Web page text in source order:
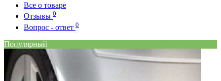
Все о товаре
Отзывы 0
Вопрос - ответ 0
Популярный